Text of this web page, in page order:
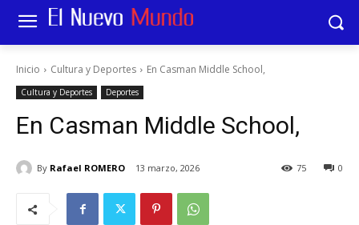
Inicio Cultura y Deportes En Casman Middle School,
Cultura y Deportes Deportes
En Casman Middle School,
By Rafael ROMERO 13 marzo, 2026 0
75